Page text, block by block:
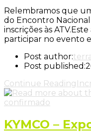
Relembramos que
do Encontro Nacional
inscrições às
participar no evento
Post author:
Post published:
Continue Reading
KYMCO –